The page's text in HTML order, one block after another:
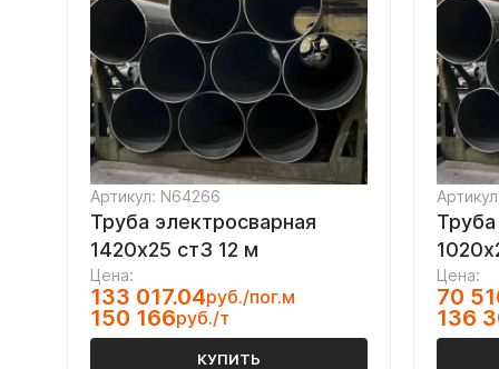
Артикул: N64266
Труба электросварная
1420х25 ст3 12 м
Цена:
133 017.04руб./пог.м
150 166руб./т
КУПИТЬ
Цена:
70
136